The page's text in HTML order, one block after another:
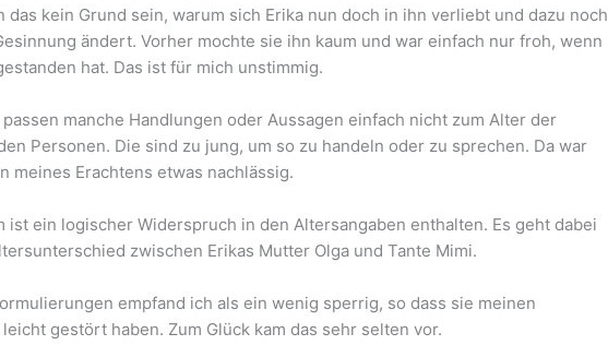
das kein Grund sein, warum sich Erika nun doch in ihn verliebt und dazu noch
ändert. Vorher mochte sie ihn kaum und war einfach nur froh, wenn
hat. Das ist für mich unstimmig.
manche Handlungen oder Aussagen einfach nicht zum Alter der
Personen. Die sind zu jung, um so zu handeln oder zu sprechen. Da war
meines Erachtens etwas nachlässig.
ist ein logischer Widerspruch in den Altersangaben enthalten. Es geht dabei
zwischen Erikas Mutter Olga und Tante Mimi.
empfand ich als ein wenig sperrig, so dass sie meinen
gestört haben. Zum Glück kam das sehr selten vor.